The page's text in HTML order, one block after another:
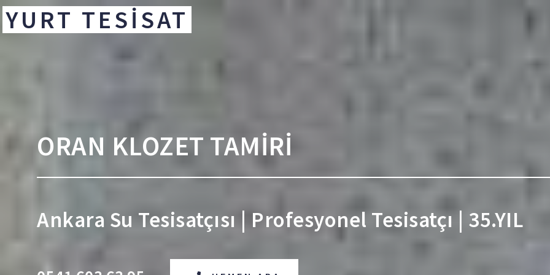
YURT TESİSAT
ORAN KLOZET TAMİRİ
Ankara Su Tesisatçısı | Profesyonel Tesisatçı | 35.YIL